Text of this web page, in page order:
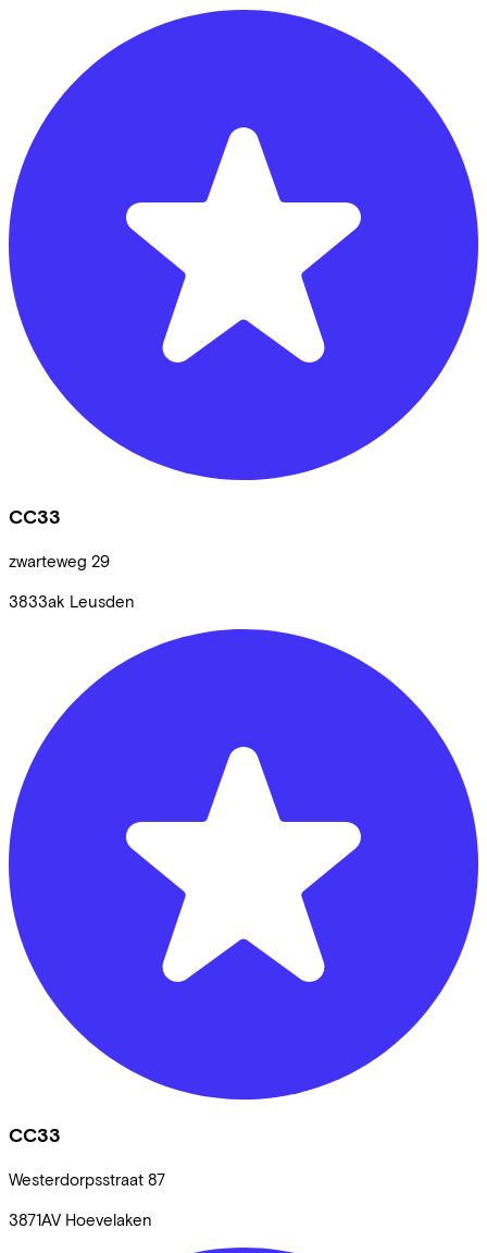
CC33
zwarteweg 29
3833ak Leusden
CC33
Westerdorpsstraat 87
3871AV Hoevelaken